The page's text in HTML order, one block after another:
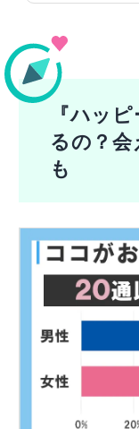
『ハッ
るの？会
も